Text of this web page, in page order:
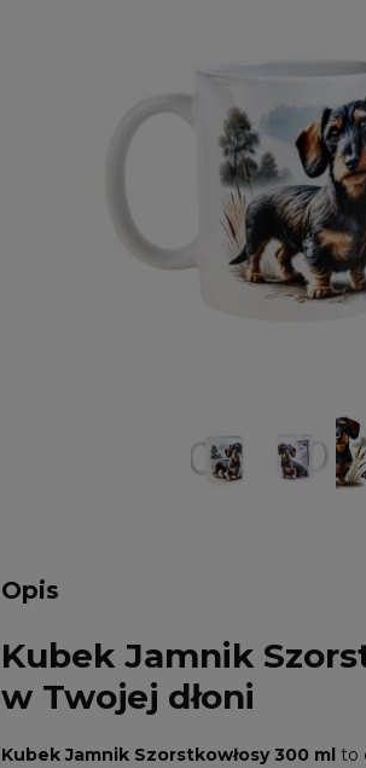
Opis
Kubek Jamnik
w Twojej dłoni
Kubek Jamnik Szorstkowłosy 300 ml to